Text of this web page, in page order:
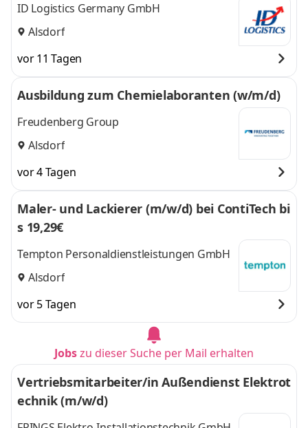
ID Logistics Germany GmbH
Alsdorf
vor 11 Tagen
Ausbildung zum Chemielaboranten (w/m/d)
Freudenberg Group
Alsdorf
vor 4 Tagen
Maler- und Lackierer (m/w/d) bei ContiTech bi
s 19,29€
Tempton Personaldienstleistungen GmbH
Alsdorf
vor 5 Tagen
Jobszu dieser Suche per Mail erhalten
Vertriebsmitarbeiter/in Außendienst Elektrot
echnik (m/w/d)